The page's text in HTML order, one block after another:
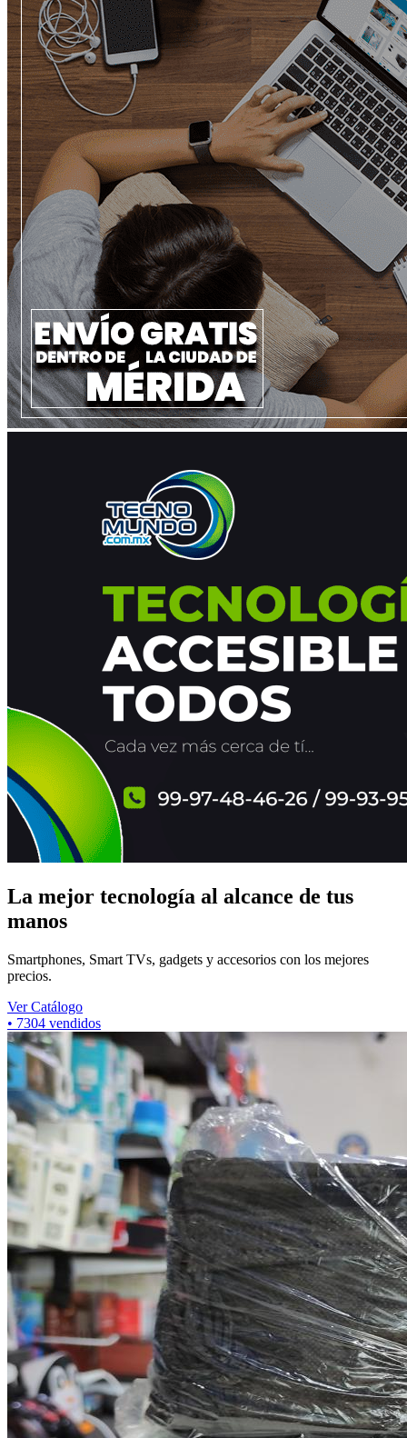
La mejor tecnología al alcance de tus
manos
Smartphones, Smart TVs, gadgets y accesorios con los mejores
precios.
Ver Catálogo
• 7304 vendidos